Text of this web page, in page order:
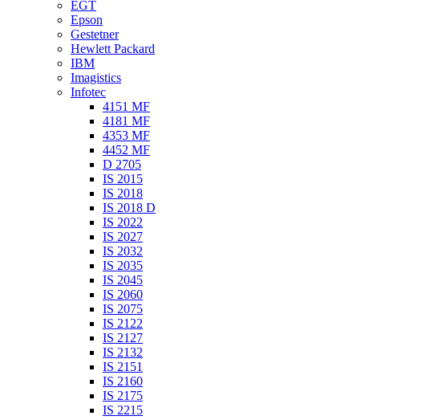
EGT
Epson
Gestetner
Hewlett Packard
IBM
Imagistics
Infotec
4151 MF
4181 MF
4353 MF
4452 MF
D 2705
IS 2015
IS 2018
IS 2018 D
IS 2022
IS 2027
IS 2032
IS 2035
IS 2045
IS 2060
IS 2075
IS 2122
IS 2127
IS 2132
IS 2151
IS 2160
IS 2175
IS 2215